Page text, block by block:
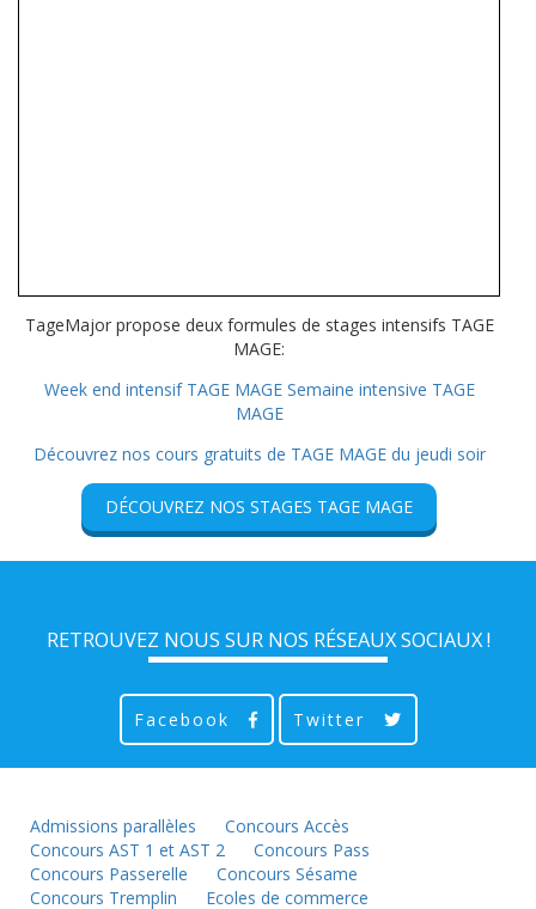
TageMajor propose deux formules de stages intensifs TAGE
MAGE:
Week end intensif TAGE MAGE Semaine intensive TAGE
MAGE
Découvrez nos cours gratuits de TAGE MAGE du jeudi soir
DÉCOUVREZ NOS STAGES TAGE MAGE
RETROUVEZ NOUS SUR NOS RÉSEAUX SOCIAUX !
Facebook Twitter
Admissions parallèles
Concours Accès
Concours AST 1 et AST 2
Concours Pass
Concours Passerelle
Concours Sésame
Concours Tremplin
Ecoles de commerce